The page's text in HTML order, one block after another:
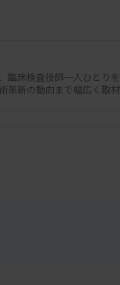
臨床検査技師一人ひとり
革新の動向まで幅広く取